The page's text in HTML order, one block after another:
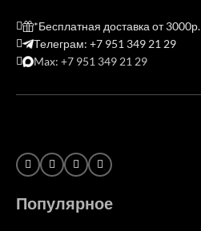
*Бесплатная доставка от 3000р.
Телеграм: +7 951 349 21 29
Max: +7 951 349 21 29
Популярное